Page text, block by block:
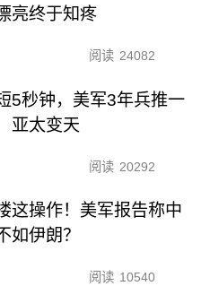
亮终于知疼
阅读 24082
5秒钟，美军3年兵推一
亚太变天
阅读 20292
这操作！美军报告称中
如伊朗？
阅读 10540